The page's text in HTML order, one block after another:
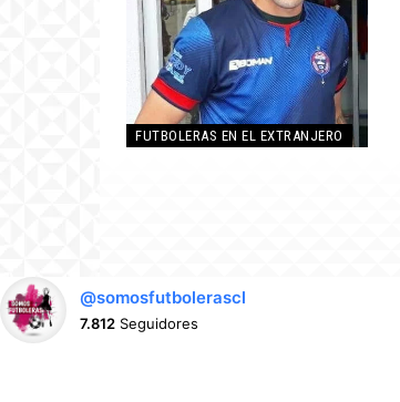
FUTBOLERAS EN EL EXTRANJERO
@somosfutbolerascl
7.812 Seguidores